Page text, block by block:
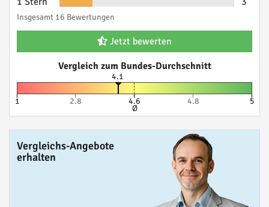
Insgesamt 16 Bewertungen
Jetzt bewerten
Vergleich zum Bundes-Durchschnitt
4.1
1 2.8 4.6
Ø
4.8 5
Vergleichs-Angebote
erhalten